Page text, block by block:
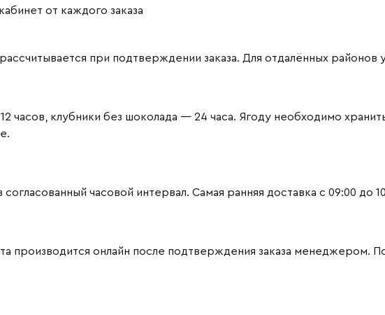
от каждого заказа
при подтверждении заказа. Для отдалённых районов
часов, клубники без шоколада — 24 часа. Ягоду необходимо
часовой интервал. Самая ранняя доставка с 09:00 до
производится онлайн после подтверждения заказа менеджером.